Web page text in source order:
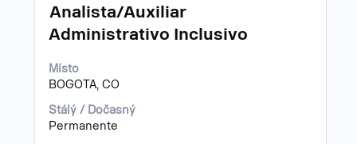
Titul
Analista/Auxiliar
Administrativo Inclusivo
Místo
BOGOTA, CO
Stálý / Dočasný
Permanente
Vyberte
zobrazení
informací
o
profesi.